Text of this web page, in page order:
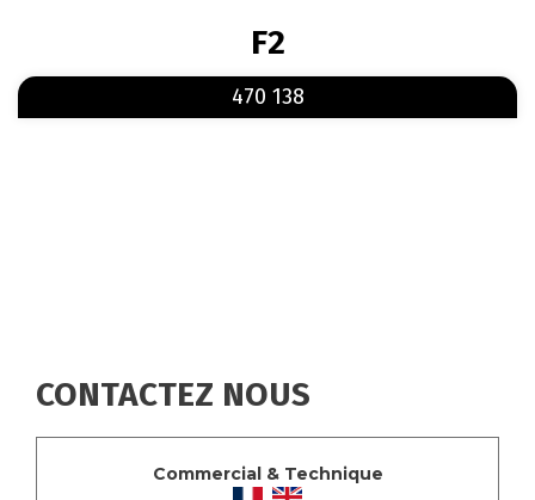
F2
470 138
CONTACTEZ NOUS
Commercial & Technique